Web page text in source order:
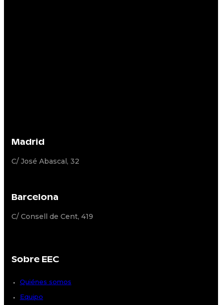
Madrid
C/ José Abascal, 32
Barcelona
C/ Consell de Cent, 419
Sobre EEC
Quiénes somos
Equipo